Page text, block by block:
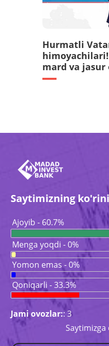
Hurmatli
mard va jasur
Saytimizning
Ajoyib - 60.7%
Menga yoqdi - 0%
Yomon emas - 0%
Qoniqarli - 33.3%
Jami ovozlar:: 3